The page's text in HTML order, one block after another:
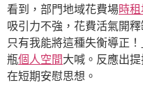
看到，部門地域花費場時
吸引力不強，花費活氣開
只有我能將這種失衡導正
瓶個人空間大喊。反應出
在短期安慰思想。